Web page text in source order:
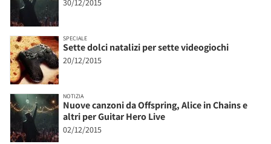
30/12/2015
SPECIALE
Sette dolci natalizi per sette videogiochi
20/12/2015
NOTIZIA
Nuove canzoni da Offspring, Alice in Chains e
altri per Guitar Hero Live
02/12/2015